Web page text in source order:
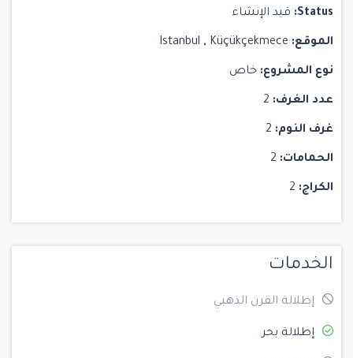
Status: قيد الإنشاء
الموقع: Istanbul , Küçükçekmece
نوع المشروع: خاص
عدد الغرف:
غرف النوم:
الحمامات:
الكراج:
الخدمات
إطلالة القرن الذهبي
إطلالة بحر